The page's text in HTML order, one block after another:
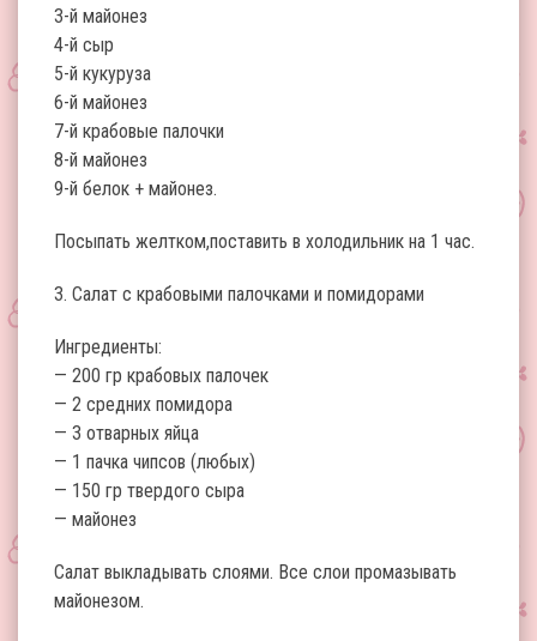
3-й майонез
4-й сыр
5-й кукуруза
6-й майонез
7-й крабовые палочки
8-й майонез
9-й белок + майонез.
Посыпать желтком,поставить в холодильник на 1 час.
3. Салат с крабовыми палочками и помидорами
Ингредиенты:
— 200 гр крабовых палочек
— 2 средних помидора
— 3 отварных яйца
— 1 пачка чипсов (любых)
— 150 гр твердого сыра
— майонез
Салат выкладывать слоями. Все слои промазывать
майонезом.